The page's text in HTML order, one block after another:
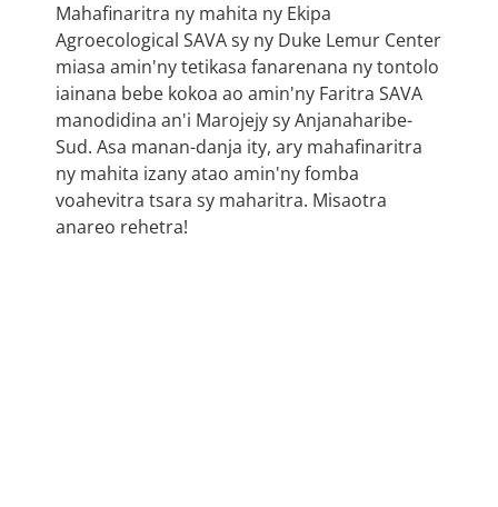
Mahafinaritra ny mahita ny Ekipa
Agroecological SAVA sy ny Duke Lemur Center
miasa amin'ny tetikasa fanarenana ny tontolo
iainana bebe kokoa ao amin'ny Faritra SAVA
manodidina an'i Marojejy sy Anjanaharibe-
Sud. Asa manan-danja ity, ary mahafinaritra
ny mahita izany atao amin'ny fomba
voahevitra tsara sy maharitra. Misaotra
anareo rehetra!